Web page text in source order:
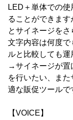
LED＋単体での
ることができま
とサイネージをさ
文字内容は何度
ルと比較しても運
→サイネージが置
を行いたい、ま
適な販促ツールで
【VOICE】